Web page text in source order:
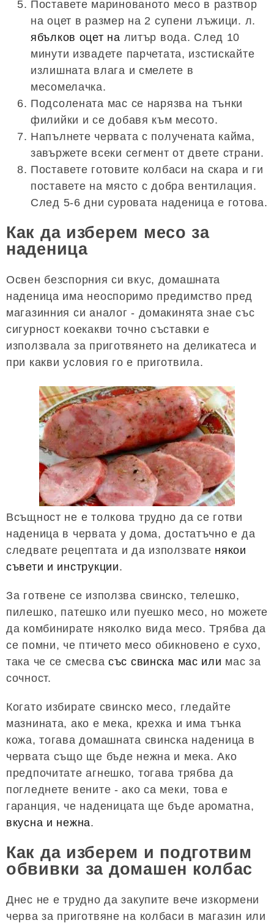
Поставете маринованото месо в разтвор
на оцет в размер на 2 супени лъжици. л.
ябълков оцет на литър вода. След 10
минути извадете парчетата, изстискайте
излишната влага и смелете в
месомелачка.
Подсолената мас се нарязва на тънки
филийки и се добавя към месото.
Напълнете червата с получената кайма,
завържете всеки сегмент от двете страни.
Поставете готовите колбаси на скара и ги
поставете на място с добра вентилация.
След 5-6 дни суровата наденица е готова.
Как да изберем месо за
наденица
Освен безспорния си вкус, домашната
наденица има неоспоримо предимство пред
магазинния си аналог - домакинята знае със
сигурност коекакви точно съставки е
използвала за приготвянето на деликатеса и
при какви условия го е приготвила.
Всъщност не е толкова трудно да се готви
наденица в червата у дома, достатъчно е да
следвате рецептата и да използвате някои
съвети и инструкции.
За готвене се използва свинско, телешко,
пилешко, патешко или пуешко месо, но можете
да комбинирате няколко вида месо. Трябва да
се помни, че птичето месо обикновено е сухо,
така че се смесва със свинска мас или мас за
сочност.
Когато избирате свинско месо, гледайте
мазнината, ако е мека, крехка и има тънка
кожа, тогава домашната свинска наденица в
червата също ще бъде нежна и мека. Ако
предпочитате агнешко, тогава трябва да
погледнете вените - ако са меки, това е
гаранция, че наденицата ще бъде ароматна,
вкусна и нежна.
Как да изберем и подготвим
обвивки за домашен колбас
Днес не е трудно да закупите вече изкормени
черва за приготвяне на колбаси в магазин или